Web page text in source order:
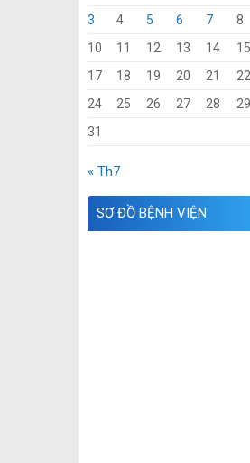
3
4 5 6 7 8
10
11 12 13 14 15
17
18 19 20 21 22
24
25 26 27 28 29
31
« Th7
SƠ ĐỒ BỆNH VIỆN